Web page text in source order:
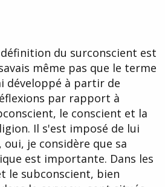
du surconscient est
même pas que le terme
développé à partir de
par rapport à
le conscient et la
Il s'est imposé de lui
oui, je considère que sa
est importante. Dans les
le subconscient, bien